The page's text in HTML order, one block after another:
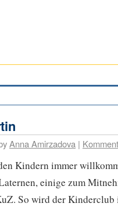
Anna Amirzadova |
Kindern immer
einige zum
So wird der Kinderclub